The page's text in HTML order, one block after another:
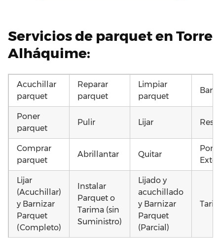
Servicios de parquet en Torre
Alháquime:
Acuchillar
parquet
Reparar
parquet
Limpiar
parquet
Poner
parquet
Pulir Lijar
Comprar
parquet
Abrillantar Quitar
Lijar
(Acuchillar)
y Barnizar
Parquet
(Completo)
Instalar
Parquet o
Tarima (sin
Suministro)
Lijado y
acuchillado
y Barnizar
Parquet
(Parcial)